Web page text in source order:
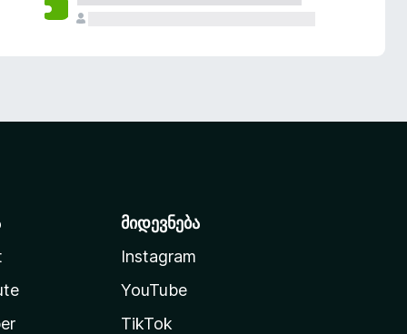
მიდევნება
Instagram
YouTube
TikTok